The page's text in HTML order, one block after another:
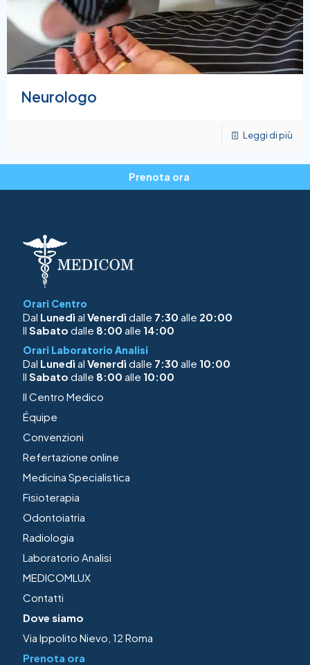
Neurologo
Leggi di più
Prenota ora
Orari Centro
Dal Lunedì al Venerdì dalle 7:30 alle 20:00
Il Sabato dalle 8:00 alle 14:00
Orari Laboratorio Analisi
Dal Lunedì al Venerdì dalle 7:30 alle 10:00
Il Sabato dalle 8:00 alle 10:00
Il Centro Medico
Équipe
Convenzioni
Refertazione online
Medicina Specialistica
Fisioterapia
Odontoiatria
Radiologia
Laboratorio Analisi
MEDICOMLUX
Contatti
Dove siamo
Via Ippolito Nievo, 12 Roma
Prenota ora